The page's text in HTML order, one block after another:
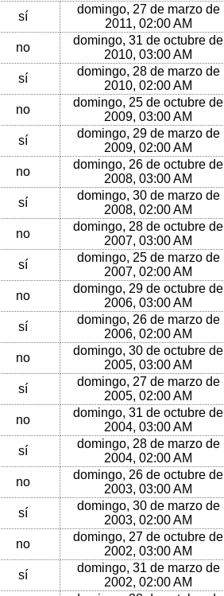
sí
domingo, 27 de marzo de
2011, 02:00 AM
no
domingo, 31 de octubre de
2010, 03:00 AM
sí
domingo, 28 de marzo de
2010, 02:00 AM
no
domingo, 25 de octubre de
2009, 03:00 AM
sí
domingo, 29 de marzo de
2009, 02:00 AM
no
domingo, 26 de octubre de
2008, 03:00 AM
sí
domingo, 30 de marzo de
2008, 02:00 AM
no
domingo, 28 de octubre de
2007, 03:00 AM
sí
domingo, 25 de marzo de
2007, 02:00 AM
no
domingo, 29 de octubre de
2006, 03:00 AM
sí
domingo, 26 de marzo de
2006, 02:00 AM
no
domingo, 30 de octubre de
2005, 03:00 AM
sí
domingo, 27 de marzo de
2005, 02:00 AM
no
domingo, 31 de octubre de
2004, 03:00 AM
sí
domingo, 28 de marzo de
2004, 02:00 AM
no
domingo, 26 de octubre de
2003, 03:00 AM
sí
domingo, 30 de marzo de
2003, 02:00 AM
no
domingo, 27 de octubre de
2002, 03:00 AM
sí
domingo, 31 de marzo de
2002, 02:00 AM